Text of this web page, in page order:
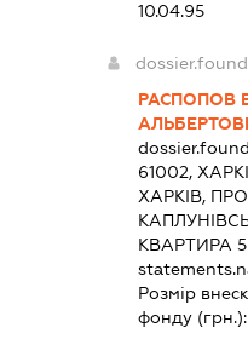
10.04.95
РАСПОПОВ
61002,
ХАРКІВ,
КВАРТИРА 5
Розмір
фонду